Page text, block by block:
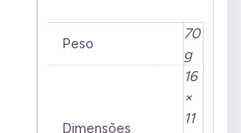
Peso
70
g
Dimensões
16
×
11